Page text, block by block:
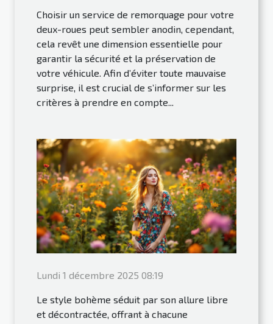
Choisir un service de remorquage pour votre
deux-roues peut sembler anodin, cependant,
cela revêt une dimension essentielle pour
garantir la sécurité et la préservation de
votre véhicule. Afin d’éviter toute mauvaise
surprise, il est crucial de s’informer sur les
critères à prendre en compte...
Lundi 1 décembre 2025 08:19
Le style bohème séduit par son allure libre
et décontractée, offrant à chacune